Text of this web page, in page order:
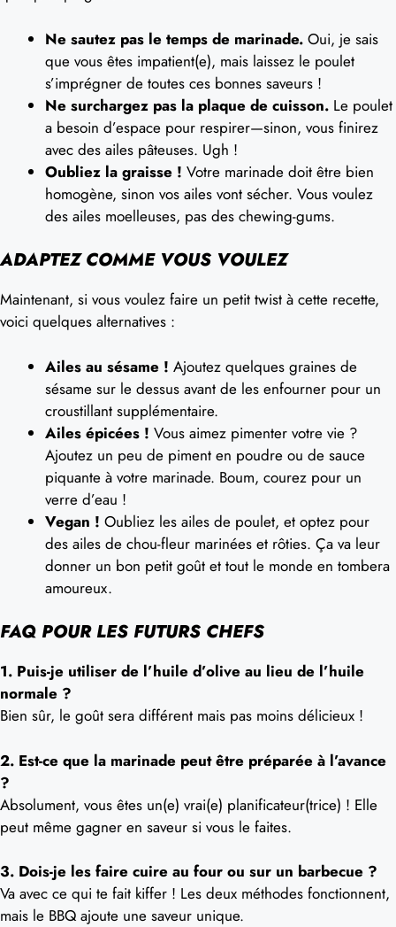
Ne sautez pas le temps de marinade. Oui, je sais
que vous êtes impatient(e), mais laissez le poulet
s’imprégner de toutes ces bonnes saveurs !
Ne surchargez pas la plaque de cuisson. Le poulet
a besoin d’espace pour respirer—sinon, vous finirez
avec des ailes pâteuses. Ugh !
Oubliez la graisse ! Votre marinade doit être bien
homogène, sinon vos ailes vont sécher. Vous voulez
des ailes moelleuses, pas des chewing-gums.
ADAPTEZ COMME VOUS VOULEZ
Maintenant, si vous voulez faire un petit twist à cette recette,
voici quelques alternatives :
Ailes au sésame ! Ajoutez quelques graines de
sésame sur le dessus avant de les enfourner pour un
croustillant supplémentaire.
Ailes épicées ! Vous aimez pimenter votre vie ?
Ajoutez un peu de piment en poudre ou de sauce
piquante à votre marinade. Boum, courez pour un
verre d’eau !
Vegan ! Oubliez les ailes de poulet, et optez pour
des ailes de chou-fleur marinées et rôties. Ça va leur
donner un bon petit goût et tout le monde en tombera
amoureux.
FAQ POUR LES FUTURS CHEFS
1. Puis-je utiliser de l’huile d’olive au lieu de l’huile
normale ?
Bien sûr, le goût sera différent mais pas moins délicieux !
2. Est-ce que la marinade peut être préparée à l’avance
?
Absolument, vous êtes un(e) vrai(e) planificateur(trice) ! Elle
peut même gagner en saveur si vous le faites.
3. Dois-je les faire cuire au four ou sur un barbecue ?
Va avec ce qui te fait kiffer ! Les deux méthodes fonctionnent,
mais le BBQ ajoute une saveur unique.